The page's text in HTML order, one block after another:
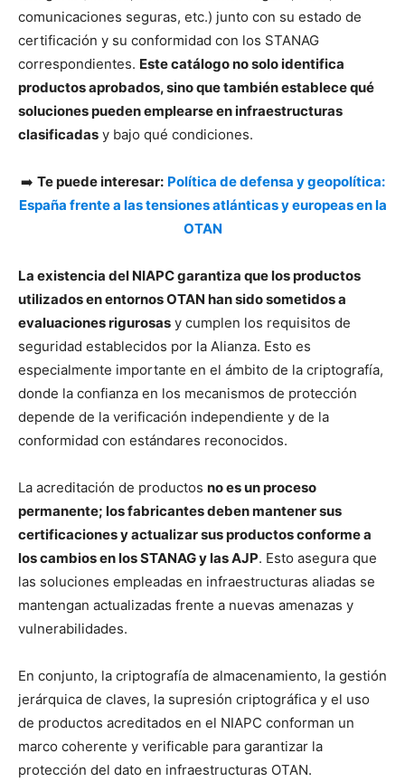
comunicaciones seguras, etc.) junto con su estado de
certificación y su conformidad con los STANAG
correspondientes. Este catálogo no solo identifica
productos aprobados, sino que también establece qué
soluciones pueden emplearse en infraestructuras
clasificadas y bajo qué condiciones.
➡️ Te puede interesar: Política de defensa y geopolítica:
España frente a las tensiones atlánticas y europeas en la
OTAN
La existencia del NIAPC garantiza que los productos
utilizados en entornos OTAN han sido sometidos a
evaluaciones rigurosas y cumplen los requisitos de
seguridad establecidos por la Alianza. Esto es
especialmente importante en el ámbito de la criptografía,
donde la confianza en los mecanismos de protección
depende de la verificación independiente y de la
conformidad con estándares reconocidos.
La acreditación de productos no es un proceso
permanente; los fabricantes deben mantener sus
certificaciones y actualizar sus productos conforme a
los cambios en los STANAG y las AJP. Esto asegura que
las soluciones empleadas en infraestructuras aliadas se
mantengan actualizadas frente a nuevas amenazas y
vulnerabilidades.
En conjunto, la criptografía de almacenamiento, la gestión
jerárquica de claves, la supresión criptográfica y el uso
de productos acreditados en el NIAPC conforman un
marco coherente y verificable para garantizar la
protección del dato en infraestructuras OTAN.